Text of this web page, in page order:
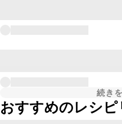
続き
おすすめのレシピ